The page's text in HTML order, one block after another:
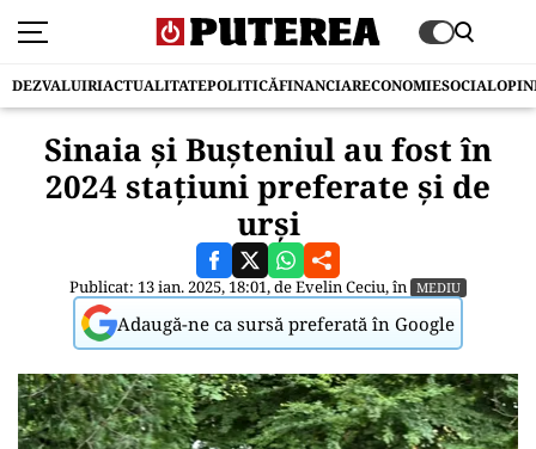
DEZVALUIRIACTUALITATEPOLITICĂFINANCIARECONOMIESOCIAL
Sinaia și Bușteniul au fost în
2024 stațiuni preferate și de
urși
Publicat: 13 ian. 2025, 18:01, deEvelin Ceciu, în MEDIU
Adaugă-ne ca sursă preferată în Google